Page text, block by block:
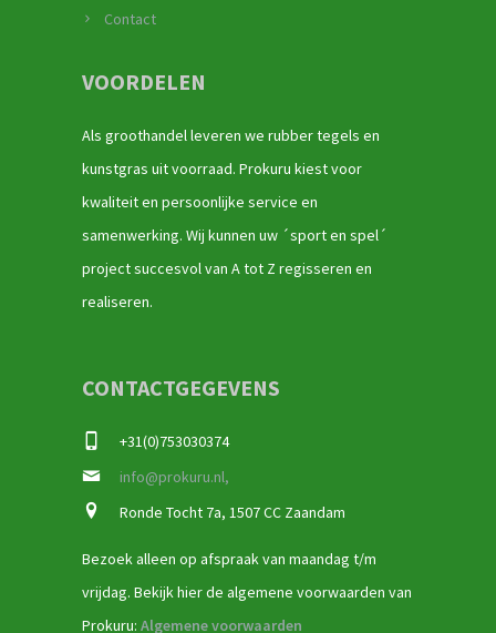
Contact
VOORDELEN
Als groothandel leveren we rubber tegels en
kunstgras uit voorraad. Prokuru kiest voor
kwaliteit en persoonlijke service en
samenwerking. Wij kunnen uw ´sport en spel´
project succesvol van A tot Z regisseren en
realiseren.
CONTACTGEGEVENS
+31(0)753030374
info@prokuru.nl,
Ronde Tocht 7a, 1507 CC Zaandam
Bezoek alleen op afspraak van maandag t/m
vrijdag. Bekijk hier de algemene voorwaarden van
Prokuru: Algemene voorwaarden